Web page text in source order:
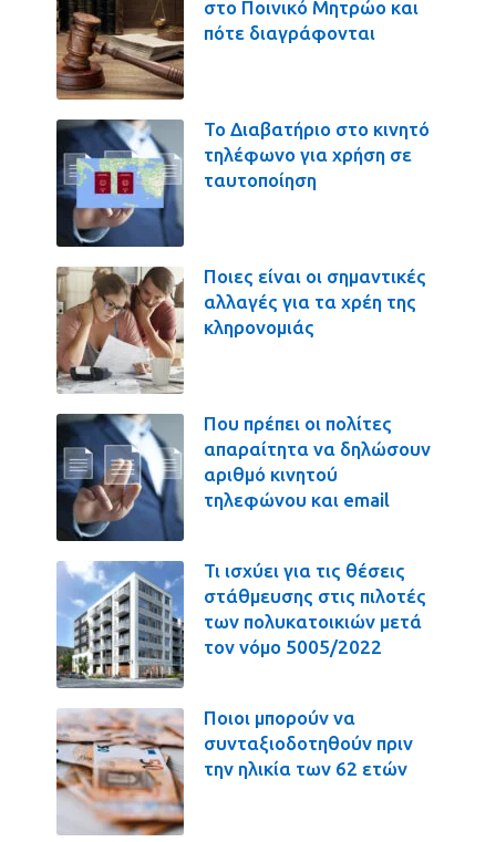
στο Ποινικό Μητρώο και
πότε διαγράφονται
Το Διαβατήριο στο κινητό
τηλέφωνο για χρήση σε
ταυτοποίηση
Ποιες είναι οι σημαντικές
αλλαγές για τα χρέη της
κληρονομιάς
Που πρέπει οι πολίτες
απαραίτητα να δηλώσουν
αριθμό κινητού
τηλεφώνου και email
Τι ισχύει για τις θέσεις
στάθμευσης στις πιλοτές
των πολυκατοικιών μετά
τον νόμο 5005/2022
Ποιοι μπορούν να
συνταξιοδοτηθούν πριν
την ηλικία των 62 ετών